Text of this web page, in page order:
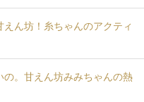
えん坊！糸ちゃんのアクティ
の。甘えん坊みみちゃんの熱